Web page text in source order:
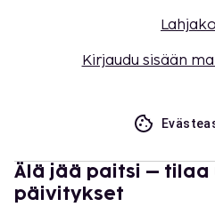
Kirjaudu sisään
Älä jää paitsi – tilaa
päivitykset